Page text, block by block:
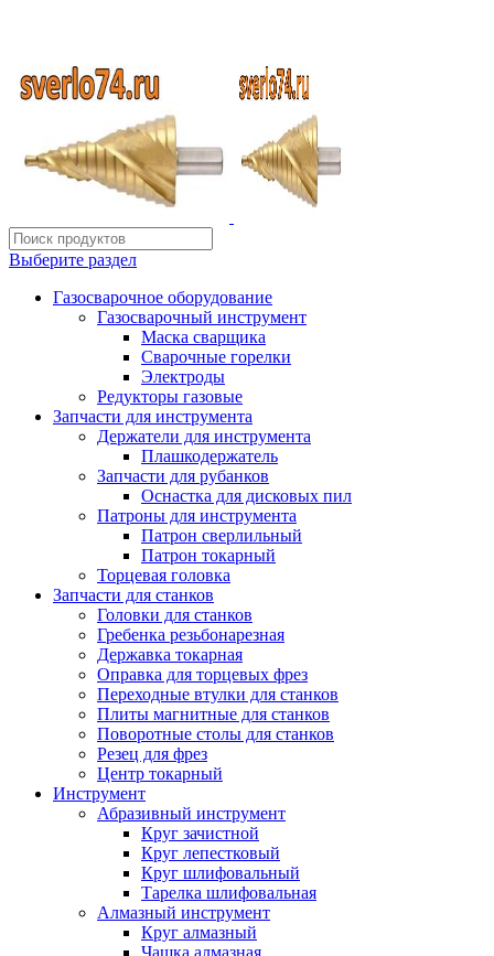
Выберите раздел
Газосварочное оборудование
Газосварочный инструмент
Маска сварщика
Сварочные горелки
Электроды
Редукторы газовые
Запчасти для инструмента
Держатели для инструмента
Плашкодержатель
Запчасти для рубанков
Оснастка для дисковых пил
Патроны для инструмента
Патрон сверлильный
Патрон токарный
Торцевая головка
Запчасти для станков
Головки для станков
Гребенка резьбонарезная
Державка токарная
Оправка для торцевых фрез
Переходные втулки для станков
Плиты магнитные для станков
Поворотные столы для станков
Резец для фрез
Центр токарный
Инструмент
Абразивный инструмент
Круг зачистной
Круг лепестковый
Круг шлифовальный
Тарелка шлифовальная
Алмазный инструмент
Круг алмазный
Чашка алмазная